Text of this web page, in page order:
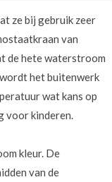
ze bij gebruik zeer
van
de hete waterstroom
het buitenwerk
wat kans op
voor kinderen.
kleur. De
van de